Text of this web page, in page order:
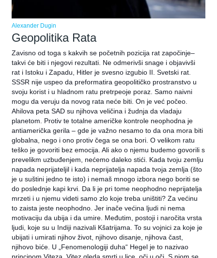
Alexander Dugin
Geopolitika Rata
Zavisno od toga s kakvih se početnih pozicija rat započinje–
takvi će biti i njegovi rezultati. Ne odmerivši snage i objavivši
rat i Istoku i Zapadu, Hitler je svesno izgubio II. Svetski rat.
SSSR nije uspeo da preformatira geopolitičko prostranstvo u
svoju korist i u hladnom ratu pretrpeoje poraz. Samo naivni
mogu da veruju da novog rata neće biti. On je već počeo.
Ahilova peta SAD su njihova veličina i žudnja da vladaju
planetom. Protiv te totalne američke kontrole neophodna je
antiamerička gerila – gde je važno nesamo to da ona mora biti
globalna, nego i ono protiv čega se ona bori. O velikom ratu
teško je govoriti bez emocija. Ali ako o njemu budemo govorili s
prevelikm uzbuđenjem, nećemo daleko stići. Kada tvoju zemlju
napada neprijateljil i kada neprijatelja napada tvoja zemlja (što
je u suštini jedno te isto) i nemaš mnogo izbora nego boriti se
do poslednje kapi krvi. Da li je pri tome neophodno neprijatelja
mrzeti i u njemu videti samo zlo koje treba uništiti? Za većinu
to zaista jeste neophodno. Jer inače većina ljudi ni nema
motivaciju da ubija i da umire. Međutim, postoji i naročita vrsta
ljudi, koje su u Indiji nazivali Kšatrijama. To su vojnici za koje je
ubijati i umirati njihov život, njihovo disanje, njihova čast,
njihovo biće. U „Fenomenologiji duha“ Hegel je to nazivao
principom Viteza. Vitez gleda smrti u lice, oči u oči. S njom se